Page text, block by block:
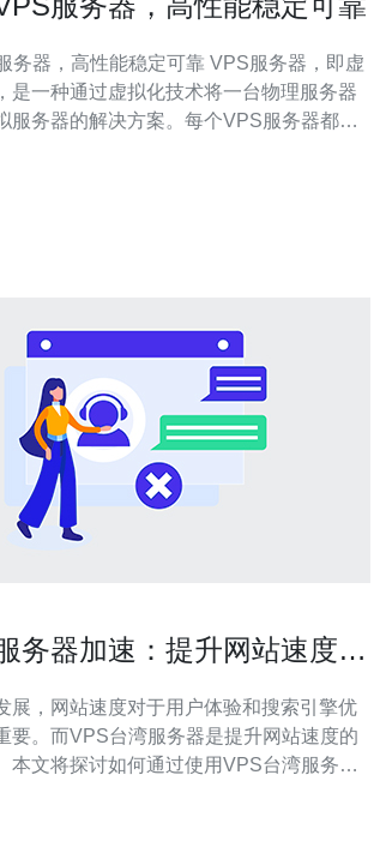
高性能稳定可靠 VPS服务器，即虚
是一种通过虚拟化技术将一台物理服务器
服务器的解决方案。每个VPS服务器都拥
VPS服务器采用先进的硬件设施和网络架
务器加速：提升网站速度的
展，网站速度对于用户体验和搜索引擎优
要。而VPS台湾服务器是提升网站速度的
本文将探讨如何通过使用VPS台湾服务器
台湾服务器成为提升网站速度的理想选